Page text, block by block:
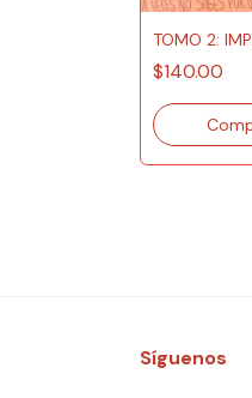
TOMO 2:
$140.00
Síguenos